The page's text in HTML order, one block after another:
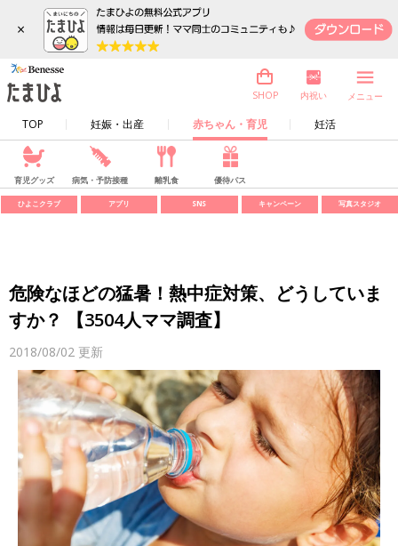
×
TOP 妊娠・出産 赤ちゃん・育児 妊活
SHOP 内祝い メニュー
育児グッズ 病気・予防接種 離乳食 優待パス
ひよこクラブ アプリ SNS キャンペーン 写真スタジオ
危険なほどの猛暑！熱中症対策、どうしていま
すか？ 【3504人ママ調査】
2018/08/02 更新